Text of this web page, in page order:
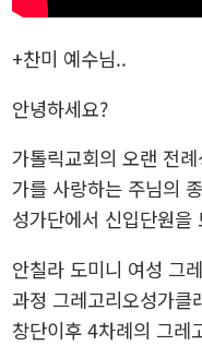
+찬미 예수님..
안녕하세요?
가톨릭교회의 오랜 전
가를 사랑하는 주님의
성가단에서 신입단원을
안칠라 도미니 여성 그
과정 그레고리오성가클
창단이후 4차례의 그레